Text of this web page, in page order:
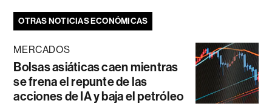
OTRAS NOTICIAS ECONÓMICAS
MERCADOS
Bolsas asiáticas caen mientras
se frena el repunte de las
acciones de IA y baja el petróleo